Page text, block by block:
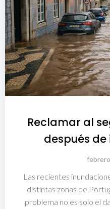
Reclamar al
después
Las recientes
distintas zonas de
problema no es solo el